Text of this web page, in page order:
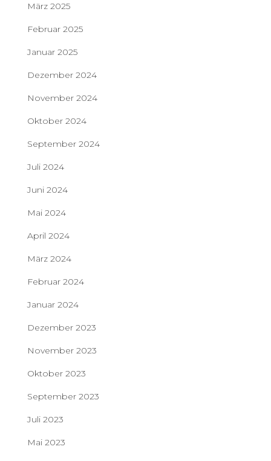
März 2025
Februar 2025
Januar 2025
Dezember 2024
November 2024
Oktober 2024
September 2024
Juli 2024
Juni 2024
Mai 2024
April 2024
März 2024
Februar 2024
Januar 2024
Dezember 2023
November 2023
Oktober 2023
September 2023
Juli 2023
Mai 2023